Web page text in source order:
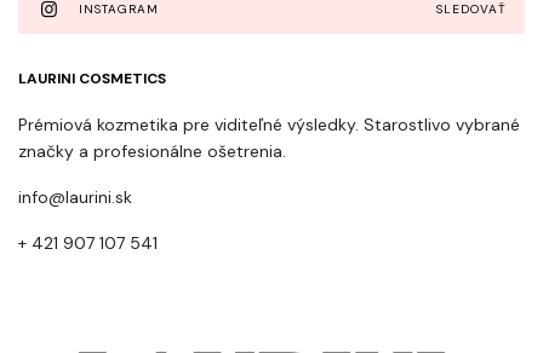
INSTAGRAM SLEDOVAŤ
LAURINI COSMETICS
Prémiová kozmetika pre viditeľné výsledky. Starostlivo vybrané
značky a profesionálne ošetrenia.
info@laurini.sk
+ 421 907 107 541